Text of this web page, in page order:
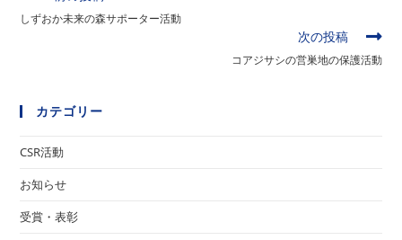
の
他
読
しずおか未来の森サポーター活動
次の投稿
コアジサシの営巣地の保護活動
カテゴリー
CSR活動
お知らせ
受賞・表彰